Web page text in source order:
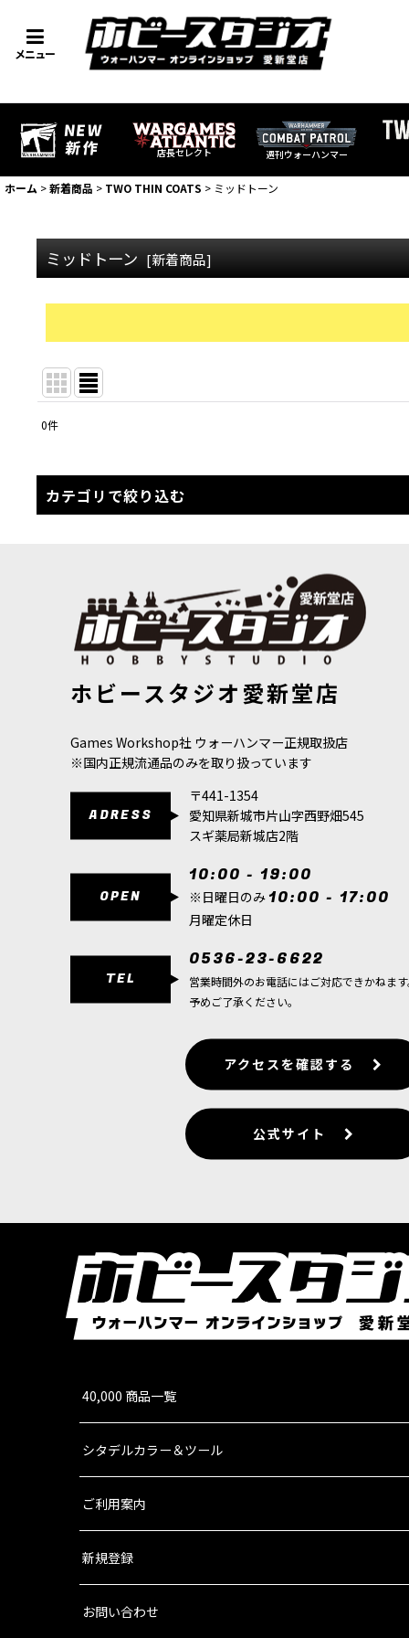
メニュー
店長セレクト 週刊ウォーハンマー
ホーム >新着商品 > TWO THIN COATS > ミッドトーン
ミッドトーン [新着商品]
在庫あり
並び順:
0件
カテゴリで絞り込む
シャドウ
ミッドトーン
ハイライト
メタリック
グレイズ
ホビースタジオ愛新堂店
Games Workshop社 ウォーハンマー正規取扱店
※国内正規流通品のみを取り扱っています
ADRESS
〒441-1354
愛知県新城市片山字西野畑545
スギ薬局新城店2階
OPEN
10:00 - 19:00
※日曜日のみ 10:00 - 17:00
月曜定休日
TEL
0536-23-6622
営業時間外のお電話にはご対応できかねま
予めご了承ください。
アクセスを確認する
公式サイト
40,000 商品一覧
シタデルカラー＆ツール
ご利用案内
新規登録
お問い合わせ